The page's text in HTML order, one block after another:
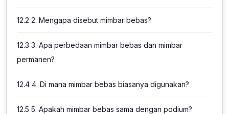
12.2 2. Mengapa disebut mimbar bebas?
12.3 3. Apa perbedaan mimbar bebas dan mimbar
permanen?
12.4 4. Di mana mimbar bebas biasanya digunakan?
12.5 5. Apakah mimbar bebas sama dengan podium?